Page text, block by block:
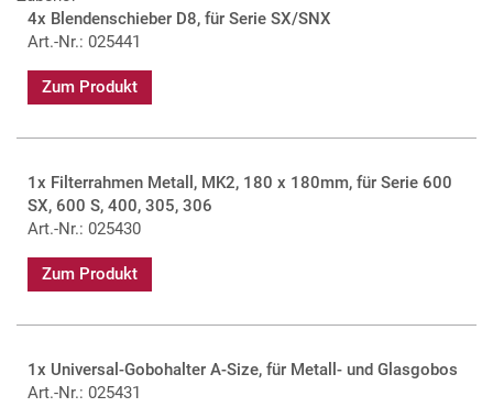
der Größe 180 x 180mm, kann aber auch optional mit
verschiedenen Doppelfilterkassetten bestückt werden.
Sehr hohe Farbwiedergabe
verfügbar
LED-Modul einfach tauschbar
Basierend auf der bewährten 600er-SX-Serie von
Robert Juliat
16-Bit-Modus für absolut gleichmäßiges Dimmen von
90° drehbarer Linsentubus zur einfachen Rotation der
Bis zu 8 Blendenschieber gleichzeitig nutzbar
Geräuscharmer Betrieb
4x Blendenschieber D8, für Serie SX/SNX
Art.-Nr.: 025441
Zum Produkt
1x Filterrahmen Metall, MK2, 180 x 180mm, für Serie 600
SX, 600 S, 400, 305, 306
Art.-Nr.: 025430
Zum Produkt
1x Universal-Gobohalter A-Size, für Metall- und Glasgobos
Art.-Nr.: 025431